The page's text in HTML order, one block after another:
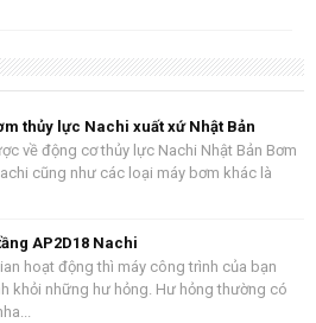
thủy lực Nachi xuất xứ Nhật Bản
về động cơ thủy lực Nachi Nhật Bản Bơm
cũng như các loại máy bơm khác là
AP2D18 Nachi
hoạt động thì máy công trình của bạn
khỏi những hư hỏng. Hư hỏng thường có